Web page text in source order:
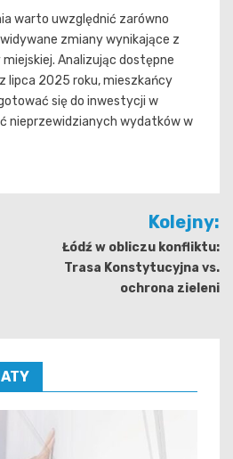
warto uwzględnić zarówno
zmiany wynikające z
Analizując dostępne
lipca 2025 roku, mieszkańcy
się do inwestycji w
nieprzewidzianych wydatków w
Kolejny:
Łódź w obliczu konfliktu:
Trasa Konstytucyjna vs.
ochrona zieleni